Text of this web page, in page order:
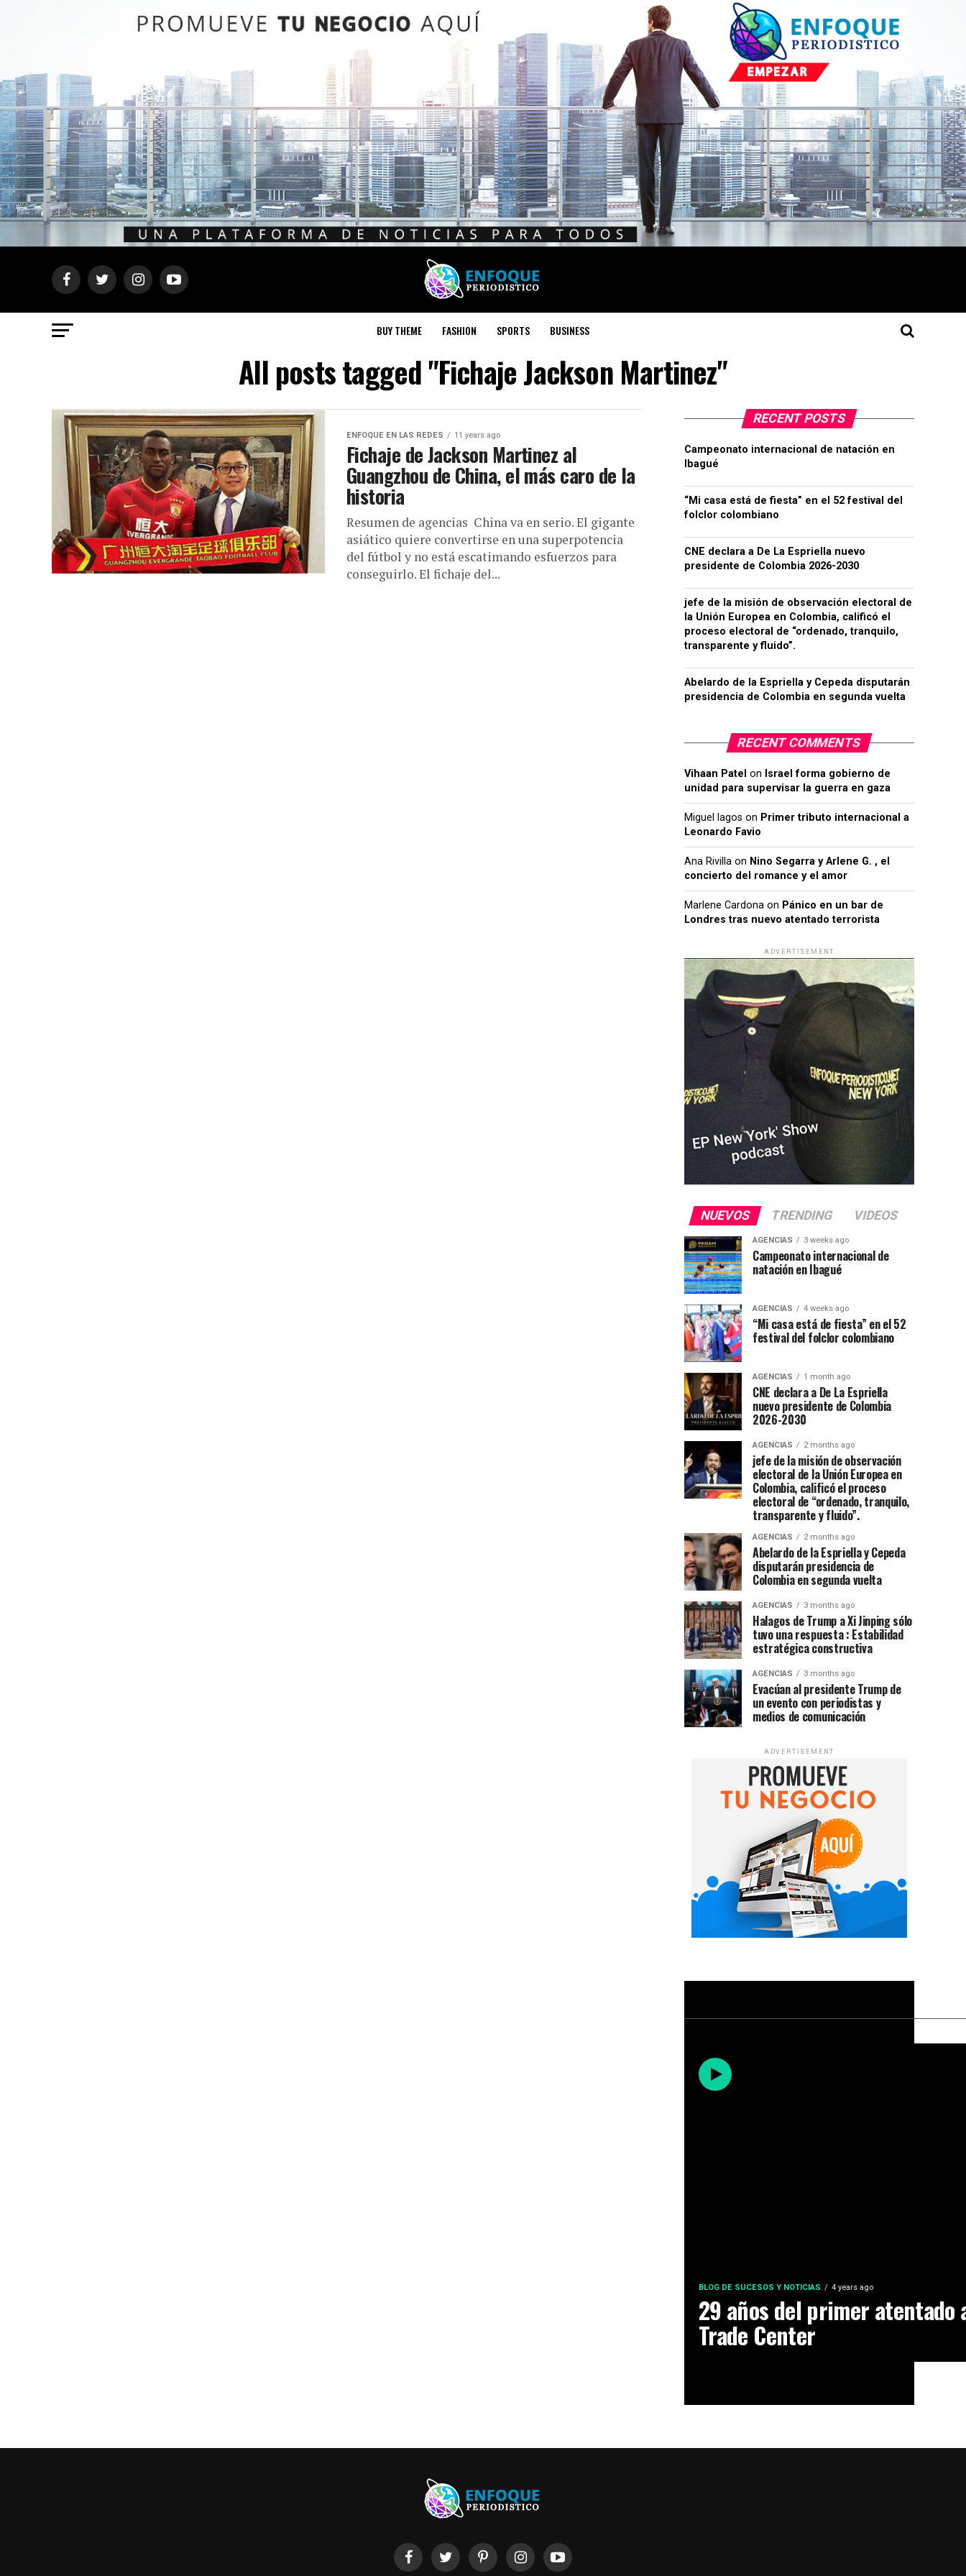
BUY THEME FASHION SPORTS BUSINESS
All posts tagged "Fichaje Jackson Martinez"
ENFOQUE EN LAS REDES 11 years ago
Fichaje de Jackson Martinez al
Guangzhou de China, el más caro de la
historia
Resumen de agencias China va en serio. El gigante
asiático quiere convertirse en una superpotencia
del fútbol y no está escatimando esfuerzos para
conseguirlo. El fichaje del...
RECENT POSTS
Campeonato internacional de natación en
Ibagué
“Mi casa está de fiesta” en el 52 festival del
folclor colombiano
CNE declara a De La Espriella nuevo
presidente de Colombia 2026-2030
jefe de la misión de observación electoral de
la Unión Europea en Colombia, calificó el
proceso electoral de “ordenado, tranquilo,
transparente y fluido”.
Abelardo de la Espriella y Cepeda disputarán
presidencia de Colombia en segunda vuelta
RECENT COMMENTS
Vihaan Patel on Israel forma gobierno de
unidad para supervisar la guerra en gaza
Miguel lagos on Primer tributo internacional a
Leonardo Favio
Ana Rivilla on Nino Segarra y Arlene G. , el
concierto del romance y el amor
Marlene Cardona on Pánico en un bar de
Londres tras nuevo atentado terrorista
ADVERTISEMENT
NUEVOS TRENDING VIDEOS
AGENCIAS 3 weeks ago
Campeonato internacional de
natación en Ibagué
AGENCIAS 4 weeks ago
“Mi casa está de fiesta” en el 52
festival del folclor colombiano
AGENCIAS 1 month ago
CNE declara a De La Espriella
nuevo presidente de Colombia
2026-2030
AGENCIAS 2 months ago
jefe de la misión de observación
electoral de la Unión Europea en
Colombia, calificó el proceso
electoral de “ordenado, tranquilo,
transparente y fluido”.
AGENCIAS 2 months ago
Abelardo de la Espriella y Cepeda
disputarán presidencia de
Colombia en segunda vuelta
AGENCIAS 3 months ago
Halagos de Trump a Xi Jinping sólo
tuvo una respuesta : Estabilidad
estratégica constructiva
AGENCIAS 3 months ago
Evacúan al presidente Trump de
un evento con periodistas y
medios de comunicación
ADVERTISEMENT
BLOG DE SUCESOS Y NOTICIAS 4 years ago
29 años del primer atentado
Trade Center